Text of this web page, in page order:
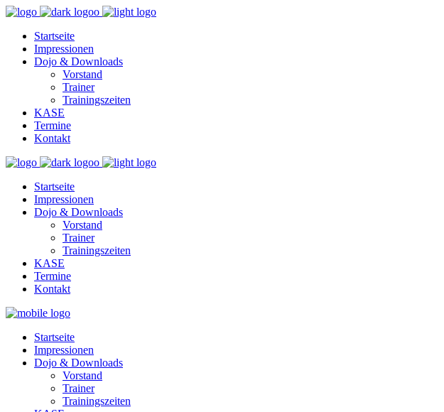
Startseite
Impressionen
Dojo & Downloads
Vorstand
Trainer
Trainingszeiten
KASE
Termine
Kontakt
Startseite
Impressionen
Dojo & Downloads
Vorstand
Trainer
Trainingszeiten
KASE
Termine
Kontakt
Startseite
Impressionen
Dojo & Downloads
Vorstand
Trainer
Trainingszeiten